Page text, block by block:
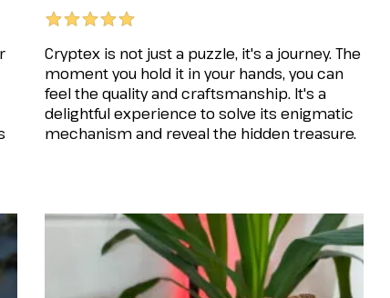
Cryptex is not just a puzzle, it's a journey. The
moment you hold it in your hands, you can
feel the quality and craftsmanship. It's a
delightful experience to solve its enigmatic
mechanism and reveal the hidden treasure.